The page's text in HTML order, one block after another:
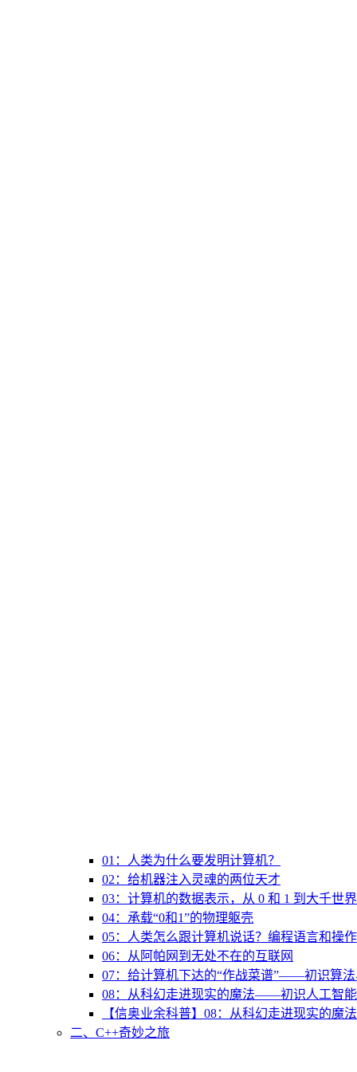
01：人类为什么要发明计算机？
02：给机器注入灵魂的两位天才
03：计算机的数据表示，从 0 和 1 到大千世界
04：承载“0和1”的物理躯壳
05：人类怎么跟计算机说话？编程语言和操
06：从阿帕网到无处不在的互联网
07：给计算机下达的“作战菜谱”——初识算法
08：从科幻走进现实的魔法——初识人工智能
【信奥业余科普】08：从科幻走进现实的魔
二、C++奇妙之旅